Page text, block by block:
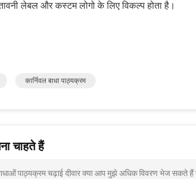
लेबल और कस्टम लोगो के लिए विकल्प होता है।
कार्निवल बाधा पाठ्यक्रम
चाहते हैं
पाठ्यक्रम चढ़ाई दीवार क्या आप मुझे अधिक विवरण भेज सकते हैं